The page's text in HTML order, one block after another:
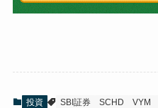
投資 SBI証券 SCHD VYM